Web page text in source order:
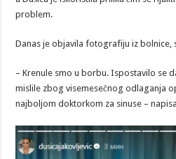
problem.
Danas je objavila fotografiju iz
– Krenule smo u borbu. Ispostavilo se
mislile zbog visemesečnog odlaganja
najboljom doktorkom za sinuse –